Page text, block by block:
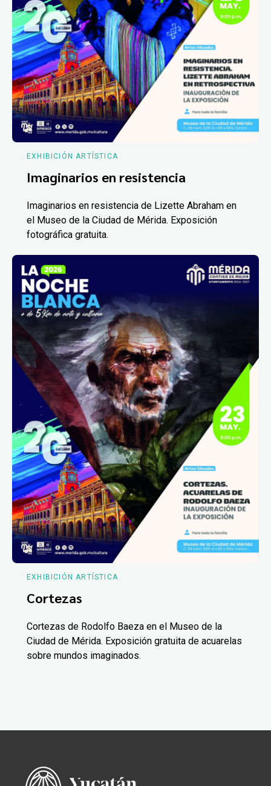
EXHIBICIÓN ARTÍSTICA
Imaginarios en resistencia
Imaginarios en resistencia de Lizette Abraham en
el Museo de la Ciudad de Mérida. Exposición
fotográfica gratuita.
EXHIBICIÓN ARTÍSTICA
Cortezas
Cortezas de Rodolfo Baeza en el Museo de la
Ciudad de Mérida. Exposición gratuita de acuarelas
sobre mundos imaginados.